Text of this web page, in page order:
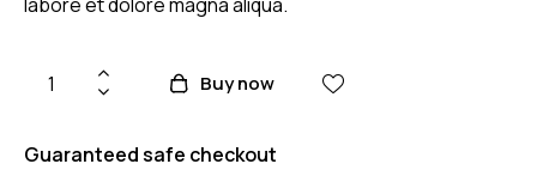
a
cliente
Buy now
Guaranteed safe checkout